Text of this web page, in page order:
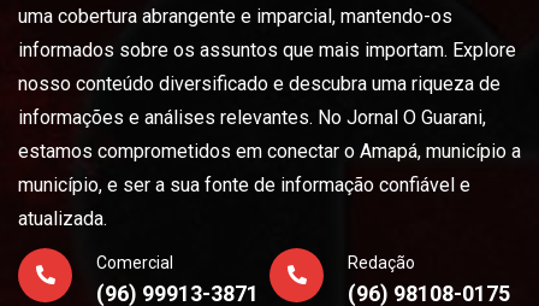
uma cobertura abrangente e imparcial, mantendo-os
informados sobre os assuntos que mais importam. Explore
nosso conteúdo diversificado e descubra uma riqueza de
informações e análises relevantes. No Jornal O Guarani,
estamos comprometidos em conectar o Amapá, município a
município, e ser a sua fonte de informação confiável e
atualizada.
Comercial
(96) 99913-3871
Redação
(96) 98108-0175